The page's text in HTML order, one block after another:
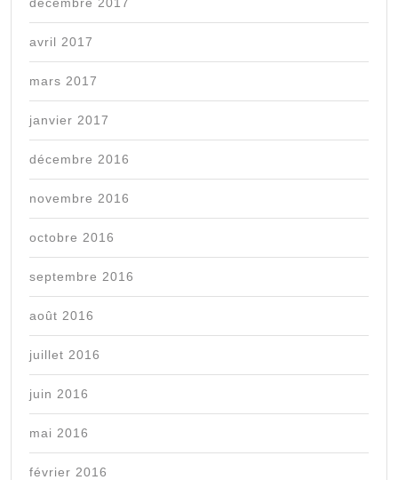
avril 2017
mars 2017
janvier 2017
décembre 2016
novembre 2016
octobre 2016
septembre 2016
août 2016
juillet 2016
juin 2016
mai 2016
février 2016